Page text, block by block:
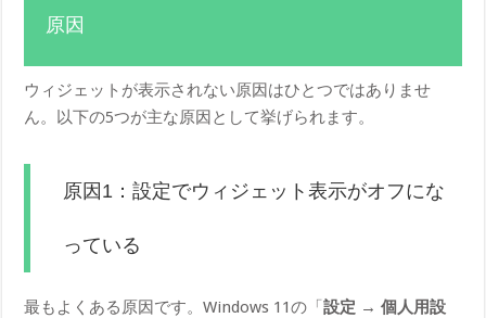
原因
ウィジェットが表示されない原因はひとつではありませ
ん。以下の5つが主な原因として挙げられます。
原因1：設定でウィジェット表示がオフにな
っている
最もよくある原因です。Windows 11の「設定 → 個人用設